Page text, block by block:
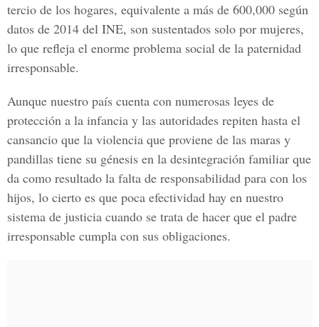
tercio de los hogares, equivalente a más de 600,000 según
datos de 2014 del INE, son sustentados solo por mujeres,
lo que refleja el enorme problema social de la paternidad
irresponsable.
Aunque nuestro país cuenta con numerosas leyes de
protección a la infancia y las autoridades repiten hasta el
cansancio que la violencia que proviene de las maras y
pandillas tiene su génesis en la desintegración familiar que
da como resultado la falta de responsabilidad para con los
hijos, lo cierto es que poca efectividad hay en nuestro
sistema de justicia cuando se trata de hacer que el padre
irresponsable cumpla con sus obligaciones.